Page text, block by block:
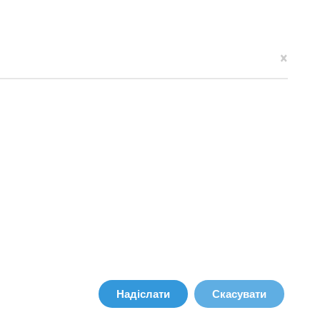
×
Надіслати Скасувати